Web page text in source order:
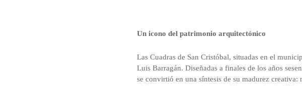
Un icono del patrimonio arquitectónico
Las Cuadras de San Cristóbal, situadas en el
Luis Barragán. Diseñadas a finales de los años
se convirtió en una síntesis de su madurez